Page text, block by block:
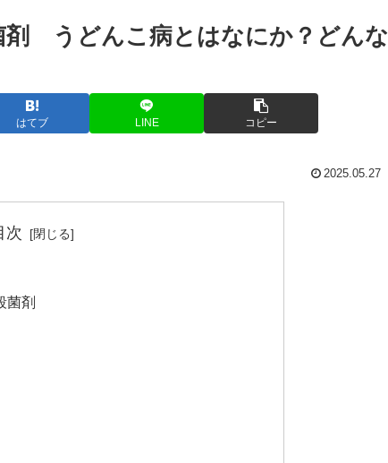
剤 うどんこ病とはなにか？どんな
はてブ LINE コピー
2025.05.27
次
菌剤